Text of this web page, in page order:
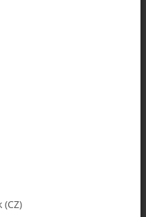
Aileron Cradle